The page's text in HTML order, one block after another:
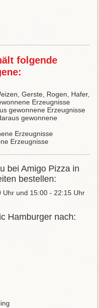
folgende
Gerste, Rogen, Hafer,
Erzeugnisse
gewonnene Erzeugnisse
gewonnene
Erzeugnisse
Erzeugnisse
bei Amigo Pizza in
bestellen:
Uhr und 15:00 - 22:15 Uhr
Hamburger nach: